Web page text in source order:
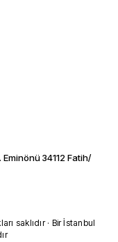
34112 Fatih/
saklıdır · Bir İstanbul